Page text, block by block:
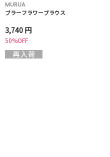
MURUA
ブラーフラワーブラウス
3,740 円
50%OFF